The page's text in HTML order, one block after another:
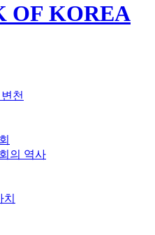
OF KOREA
천
의 역사